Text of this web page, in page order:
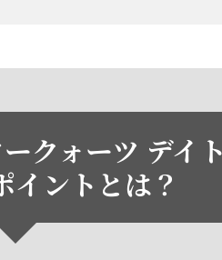
クォーツ デイ
イントとは？